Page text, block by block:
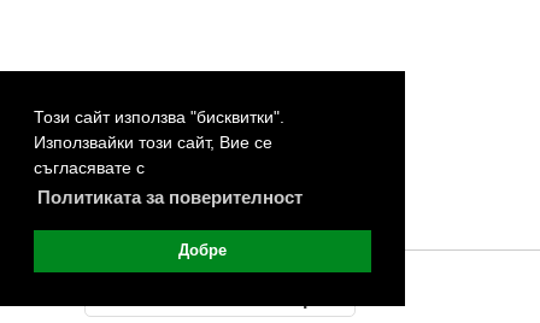
Този сайт използва "бисквитки".
Използвайки този сайт, Вие се
съгласявате с
Политиката за поверителност
Добре